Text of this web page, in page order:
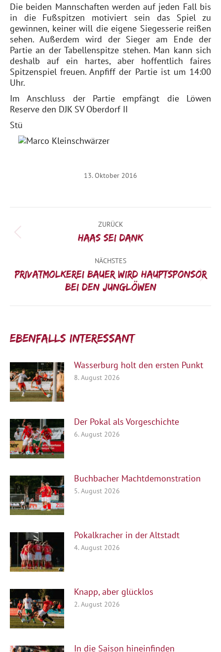
Die beiden Mannschaften werden auf jeden Fall bis
in die Fußspitzen motiviert sein das Spiel zu
gewinnen, keiner will die eigene Siegesserie reißen
sehen. Außerdem wird der Sieger am Ende der
Partie an der Tabellenspitze stehen. Man kann sich
deshalb auf ein hartes, aber hoffentlich faires
Spitzenspiel freuen. Anpfiff der Partie ist um 14:00
Uhr.
Im Anschluss der Partie empfängt die Löwen
Reserve den DJK SV Oberdorf II
Stü
13. Oktober 2016
ZURÜCK
Vorheriger
Haas sei Dank
NÄCHSTES
Nächster
Beitrag:
Privatmolkerei Bauer wird Hauptsponsor
bei den Junglöwen
Ebenfalls interessant:
Wasserburg holt den ersten Punkt
8. August 2026
Der Pokal als Vorgeschichte
6. August 2026
Buchbacher Machtdemonstration
5. August 2026
Pokalkracher in der Altstadt
4. August 2026
Knapp, aber glücklos
2. August 2026
In die Saison hineinfinden